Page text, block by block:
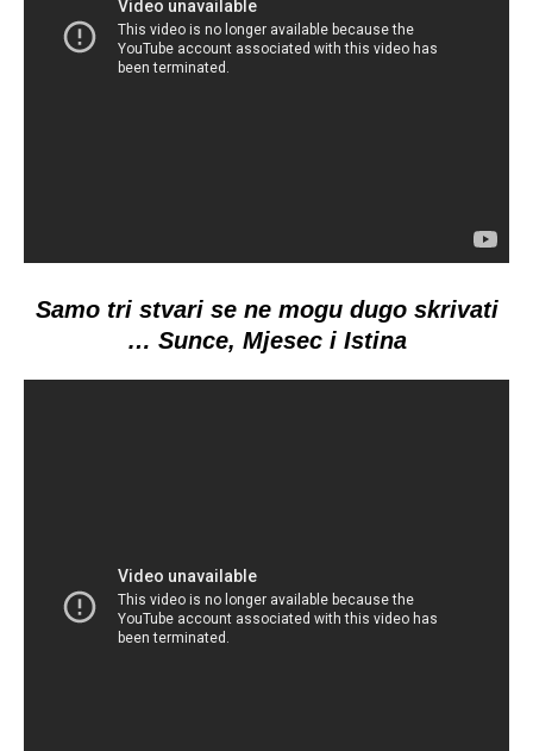
Samo tri stvari se ne mogu dugo skrivati
… Sunce, Mjesec i Istina